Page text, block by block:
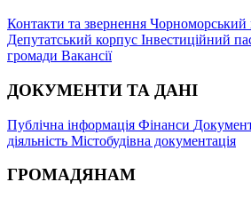
Контакти та звернення Чорноморський
Депутатський корпус Інвестиційний
громади Вакансії
ДОКУМЕНТИ ТА ДАНІ
Публічна інформація Фінанси
діяльність Містобудівна документація
ГРОМАДЯНАМ